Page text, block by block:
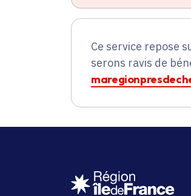
Ce service repose
serons ravis de